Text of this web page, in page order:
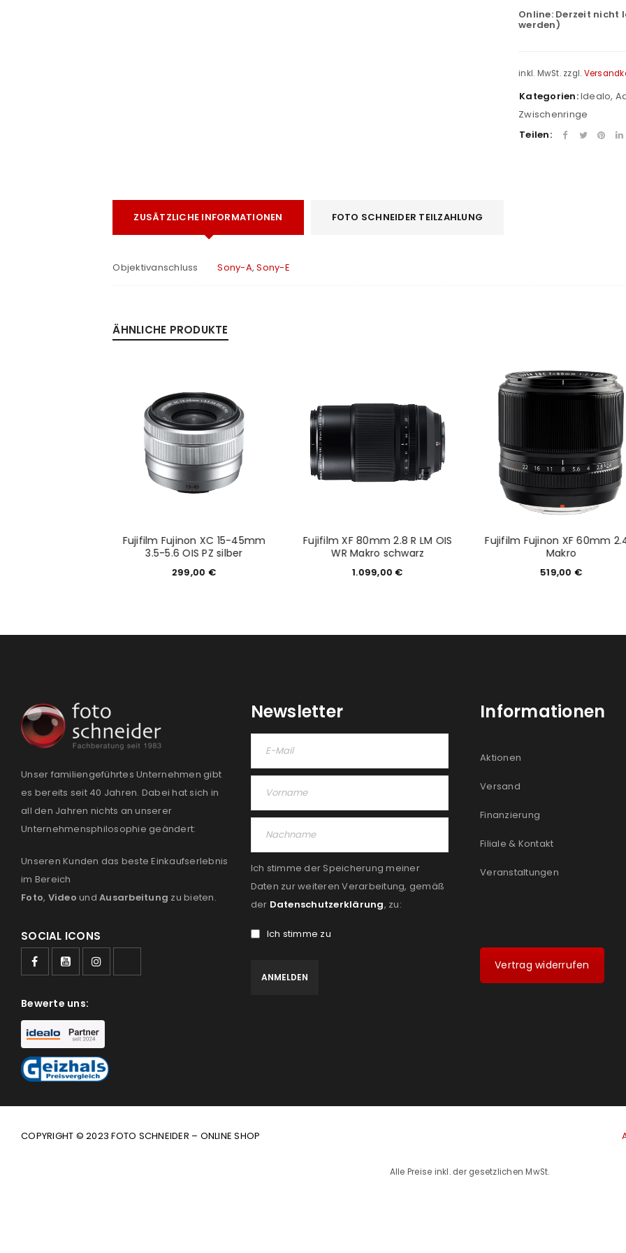
Benutzername oder E-Mail-Adresse *
PASSWORT VERGESSEN?
Ich stimme zu
Ja, ich möchte ein
Datenschutzerklärung
*
REGISTRIEREN
Online: Derzeit nicht
werden)
inkl. MwSt. zzgl.
Kategorien:Idealo,
Zwischenringe
Teilen:
ZUSÄTZLICHE INFORMATIONEN FOTO SCHNEIDER TEILZAHLUNG
Objektivanschluss Sony-A,Sony-E
ÄHNLICHE PRODUKTE
Fujifilm Fujinon XC 15-45mm
3.5-5.6 OIS PZ silber
299,00 €
Fujifilm XF 80mm 2.8 R LM OIS
WR Makro schwarz
1.099,00€
Fujifilm Fujinon XF 60mm
Makro
519,00 €
Unser familiengeführtes Unternehmen gibt
es bereits seit 40 Jahren. Dabei hat sich in
all den Jahren nichts an unserer
Unternehmensphilosophie geändert:
Unseren Kunden das beste Einkaufserlebnis
im Bereich
Foto, Video und Ausarbeitung zu bieten.
SOCIAL ICONS
Bewerte uns:
Newsletter
Ich stimme der Speicherung meiner
Daten zur weiteren Verarbeitung, gemäß
der Datenschutzerklärung, zu:
Ich stimme zu
Informationen
Aktionen
Versand
Finanzierung
Filiale & Kontakt
Veranstaltungen
Vertrag widerrufen
COPYRIGHT © 2023 FOTO SCHNEIDER – ONLINE SHOP
Alle Preise inkl. der gesetzlichen MwSt.